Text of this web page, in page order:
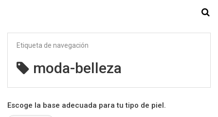
Etiqueta de navegación
moda-belleza
Escoge la base adecuada para tu tipo de piel.